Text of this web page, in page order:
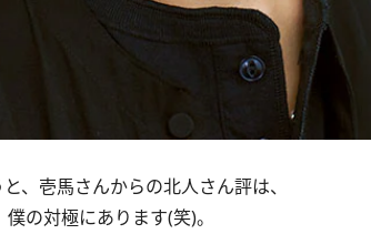
、壱馬さんからの北人さん評は、
の対極にあります(笑)。